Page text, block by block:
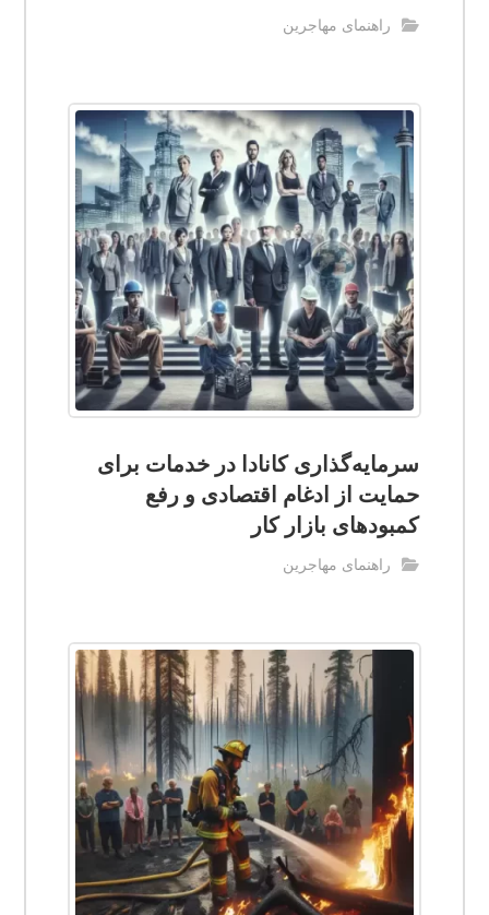
راهنمای مهاجرین
سرمایه‌گذاری کانادا در خدمات برای
حمایت از ادغام اقتصادی و رفع
کمبودهای بازار کار
راهنمای مهاجرین